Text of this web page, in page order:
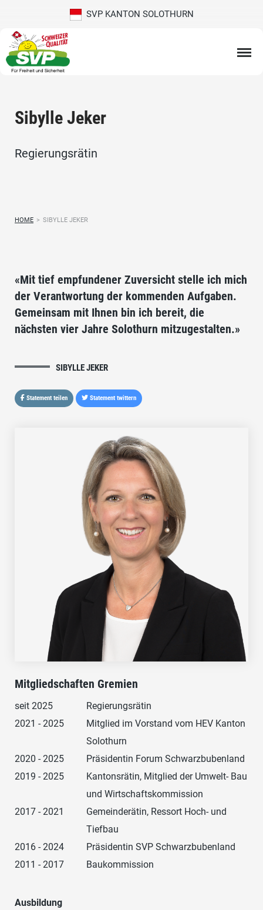
SVP KANTON SOLOTHURN
Sibylle Jeker
Regierungsrätin
HOME > SIBYLLE JEKER
«Mit tief empfundener Zuversicht stelle ich mich
der Verantwortung der kommenden Aufgaben.
Gemeinsam mit Ihnen bin ich bereit, die
nächsten vier Jahre Solothurn mitzugestalten.»
SIBYLLE JEKER
Statement teilen Statement twittern
Mitgliedschaften Gremien
seit 2025
Regierungsrätin
2021 - 2025
Mitglied im Vorstand vom HEV Kanton
Solothurn
2020 - 2025
Präsidentin Forum Schwarzbubenland
2019 - 2025
Kantonsrätin, Mitglied der Umwelt- Bau
und Wirtschaftskommission
2017 - 2021
Gemeinderätin, Ressort Hoch- und
Tiefbau
2016 - 2024
Präsidentin SVP Schwarzbubenland
2011 - 2017
Baukommission
Ausbildung